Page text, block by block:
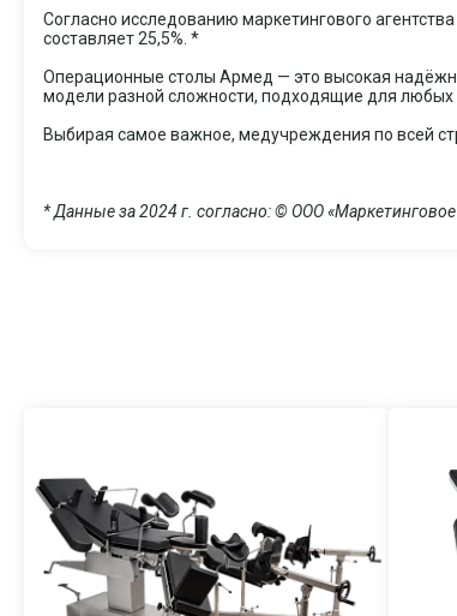
Согласно исследованию маркетингового
составляет 25,5%. *
Операционные столы Армед — это высокая
модели разной сложности, подходящие для любых
Выбирая самое важное, медучреждения по всей
* Данные за 2024 г. согласно: © ООО